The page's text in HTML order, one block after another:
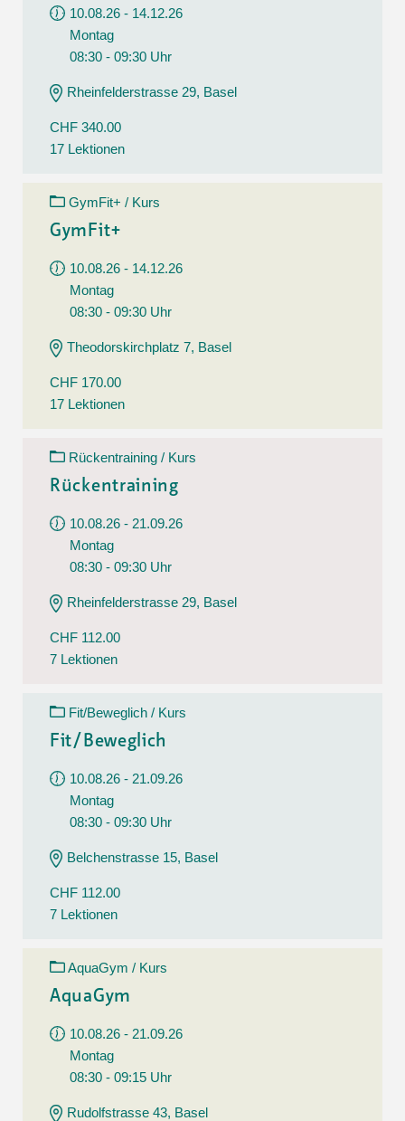
10.08.26 - 14.12.26
Montag
08:30 - 09:30 Uhr
Rheinfelderstrasse 29, Basel
CHF 340.00
17 Lektionen
GymFit+ / Kurs
GymFit+
10.08.26 - 14.12.26
Montag
08:30 - 09:30 Uhr
Theodorskirchplatz 7, Basel
CHF 170.00
17 Lektionen
Rückentraining / Kurs
Rückentraining
10.08.26 - 21.09.26
Montag
08:30 - 09:30 Uhr
Rheinfelderstrasse 29, Basel
CHF 112.00
7 Lektionen
Fit/Beweglich / Kurs
Fit/Beweglich
10.08.26 - 21.09.26
Montag
08:30 - 09:30 Uhr
Belchenstrasse 15, Basel
CHF 112.00
7 Lektionen
AquaGym / Kurs
AquaGym
10.08.26 - 21.09.26
Montag
08:30 - 09:15 Uhr
Rudolfstrasse 43, Basel